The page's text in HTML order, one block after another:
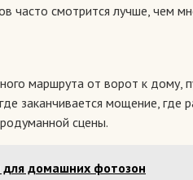
часто смотрится лучше, чем
маршрута от ворот к
заканчивается мощение,
сцены.
для домашних фотозон